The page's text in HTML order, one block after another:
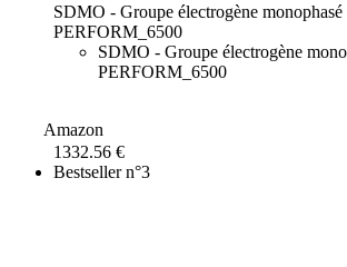
SDMO - Groupe électrogène
PERFORM_6500
SDMO - Groupe électrogène
PERFORM_6500
Amazon
1332.56 €
Bestseller n°3